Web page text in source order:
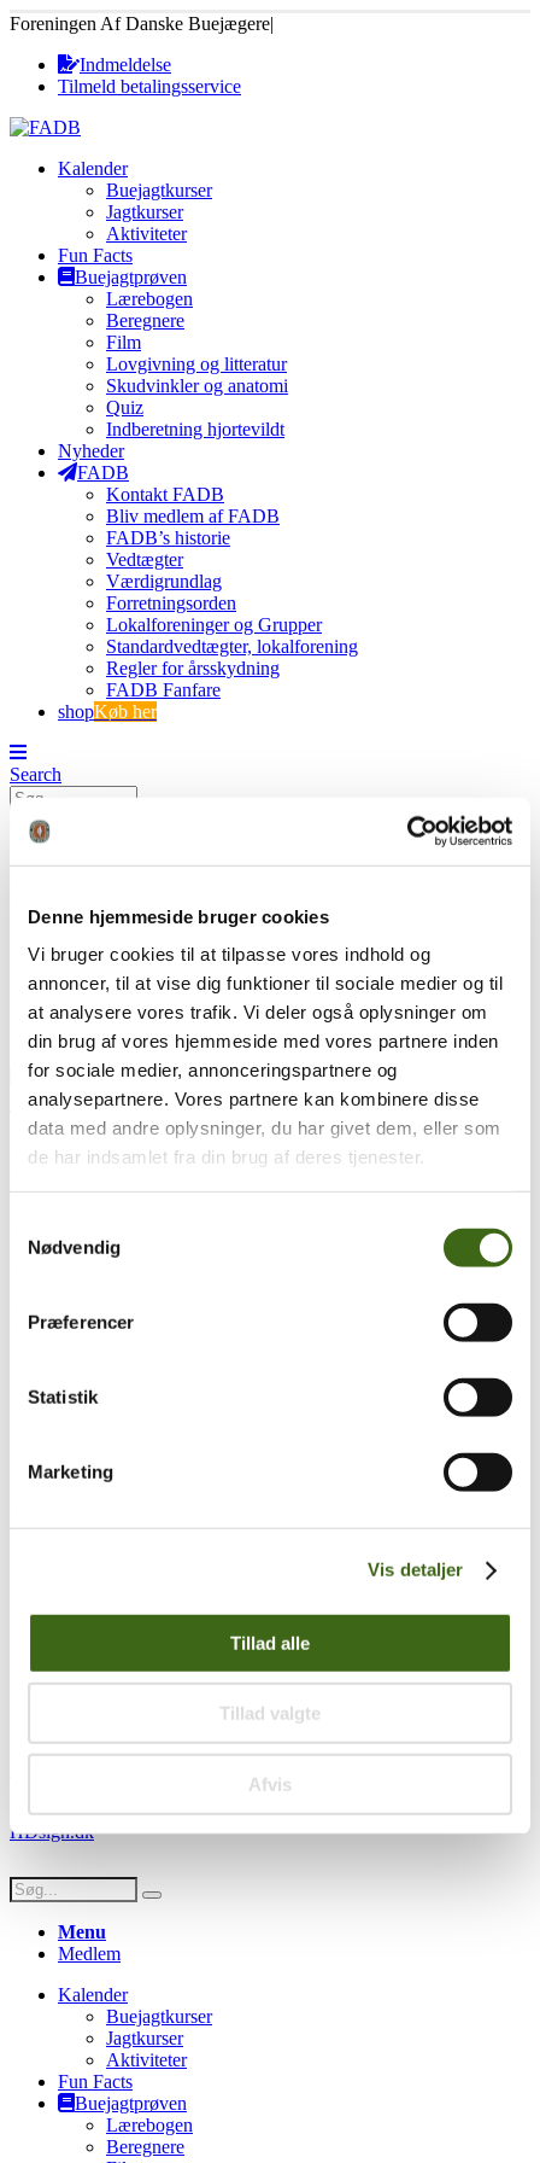
Denne hjemmeside bruger cookies
Vi bruger cookies til at tilpasse vores indhold og
annoncer, til at vise dig funktioner til sociale medier og til
at analysere vores trafik. Vi deler også oplysninger om
din brug af vores hjemmeside med vores partnere inden
for sociale medier, annonceringspartnere og
analysepartnere. Vores partnere kan kombinere disse
data med andre oplysninger, du har givet dem, eller som
de har indsamlet fra din brug af deres tjenester.
Nødvendig
Præferencer
Statistik
Marketing
Vis detaljer
Tillad alle
Tillad valgte
Afvis
Foreningen Af Danske Buejægere|
Indmeldelse
Tilmeld betalingsservice
Kalender
Buejagtkurser
Jagtkurser
Aktiviteter
Fun Facts
Buejagtprøven
Lærebogen
Beregnere
Film
Lovgivning og litteratur
Skudvinkler og anatomi
Quiz
Indberetning hjortevildt
Nyheder
FADB
Kontakt FADB
Bliv medlem af FADB
FADB’s historie
Vedtægter
Værdigrundlag
Forretningsorden
Lokalforeninger og Grupper
Standardvedtægter, lokalforening
Regler for årsskydning
FADB Fanfare
shopKøb her
Search
FADB
FADB forside
Træk og slip
Foreningen af Danske Buejægere (FADB)
Populære sider
Vedtægter
Lokalforeninger
Uddannelsesmateriale
Vigtigt
Persondatapolitik
© Copyright FADB - All Rights Reserved -Hjemmeside design af
HDsign.dk
Menu
Medlem
Kalender
Buejagtkurser
Jagtkurser
Aktiviteter
Fun Facts
Buejagtprøven
Lærebogen
Beregnere